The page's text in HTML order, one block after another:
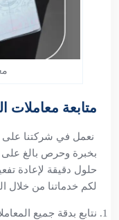
متابعة معاملات
نعمل في شركتنا على
بخبرة وحرص بالغ على
حلول دقيقة لإعادة
لكم خدماتنا من خلال
نتابع بدقة جميع